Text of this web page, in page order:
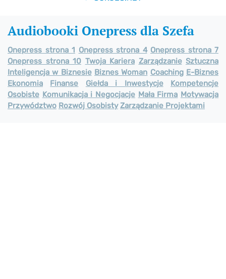
Audiobooki Onepress dla Szefa
Onepress strona 1 Onepress strona 4 Onepress strona 7
Onepress strona 10 Twoja Kariera Zarządzanie Sztuczna
Inteligencja w Biznesie Biznes Woman Coaching E-Biznes
Ekonomia
Finanse Giełda i Inwestycje
Kompetencje
Osobiste Komunikacja i Negocjacje Mała Firma Motywacja
Przywództwo Rozwój Osobisty Zarządzanie Projektami